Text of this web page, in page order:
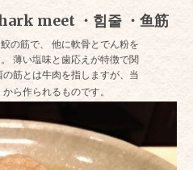
meet ・힘줄 ・鱼筋
の筋で、 他に軟骨とでん粉を
薄い塩味と歯応えが特徴で関
筋とは牛肉を指しますが、当
ら作られるものです。